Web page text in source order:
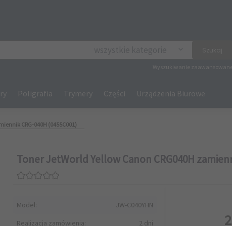
Wyszukiwanie zaawansowane
Poligrafia Trymery Części Urządzenia Biurowe
CRG-040H (0455C001)
Toner JetWorld Yellow Canon CRG040H
Model:
JW-C040YHN
Realizacja zamówienia:
2 dni